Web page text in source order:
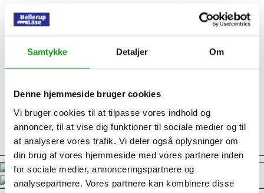
Samtykke Detaljer Om
Denne hjemmeside bruger cookies
Vi bruger cookies til at tilpasse vores indhold og
annoncer, til at vise dig funktioner til sociale medier og til
at analysere vores trafik. Vi deler også oplysninger om
din brug af vores hjemmeside med vores partnere inden
for sociale medier, annonceringspartnere og
analysepartnere. Vores partnere kan kombinere disse
Du kan også besøge os i vores
på Strandvejen 183, hvor du
kan se nogle af vores produkter.